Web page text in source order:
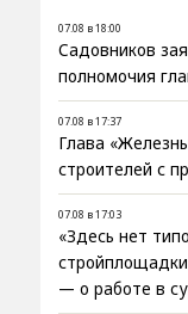
07.08 в 18:00
Садовников
полномочия
07.08 в 17:37
Глава
строителей с
07.08 в 17:03
«Здесь нет
— о работе в